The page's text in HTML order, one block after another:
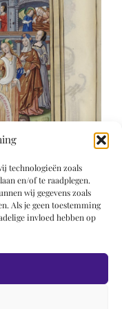
technologieën zoals
en/of te raadplegen.
wij gegevens zoals
Als je geen toestemming
invloed hebben op